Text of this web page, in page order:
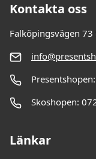
Kontakta oss
Falköpingsvägen 73
Skoshopen:
Länkar